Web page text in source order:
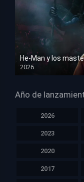
He-Man y los
2026
HD 1080p
Año de
2026
2023
2020
2017